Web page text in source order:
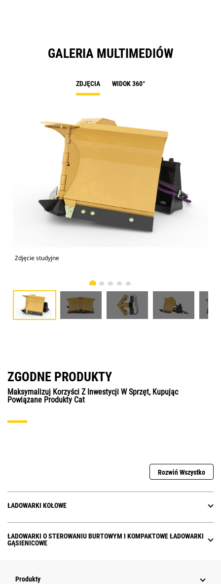
GALERIA MULTIMEDIÓW
ZDJĘCIA WIDOK 360°
Zdjęcie studyjne
ZGODNE PRODUKTY
Maksymalizuj Korzyści Z Inwestycji W Sprzęt, Kupując
Powiązane Produkty Cat
Rozwiń Wszystko
ŁADOWARKI KOŁOWE
ŁADOWARKI O STEROWANIU BURTOWYM I KOMPAKTOWE ŁADOWARKI
GĄSIENICOWE
Produkty